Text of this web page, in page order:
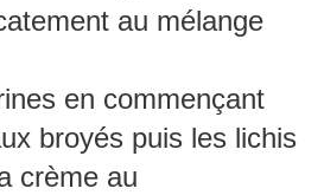
au mélange
en commençant
broyés puis les lichis
crème au